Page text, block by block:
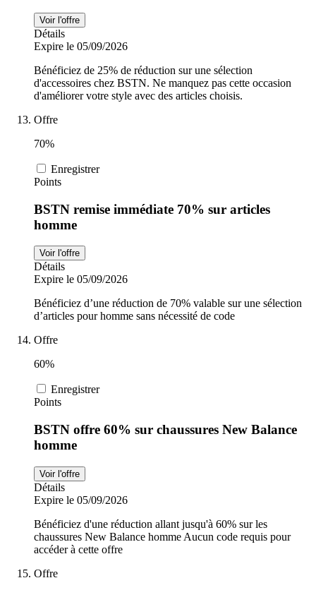
Voir l'offre
Détails
Expire le 05/09/2026
Bénéficiez de 25% de réduction sur une sélection
d'accessoires chez BSTN. Ne manquez pas cette occasion
d'améliorer votre style avec des articles choisis.
Offre
70%
Enregistrer
Points
BSTN remise immédiate 70% sur articles
homme
Voir l'offre
Détails
Expire le 05/09/2026
Bénéficiez d’une réduction de 70% valable sur une sélection
d’articles pour homme sans nécessité de code
Offre
60%
Enregistrer
Points
BSTN offre 60% sur chaussures New Balance
homme
Voir l'offre
Détails
Expire le 05/09/2026
Bénéficiez d'une réduction allant jusqu'à 60% sur les
chaussures New Balance homme Aucun code requis pour
accéder à cette offre
Offre